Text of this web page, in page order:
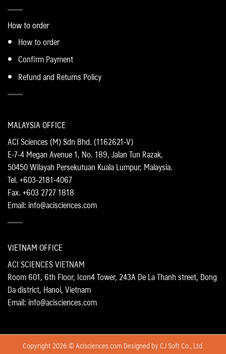
MALAYSIA OFFICE
ACI Sciences (M) Sdn Bhd. (1162621-V)
E-7-4 Megan Avenue 1, No. 189, Jalan Tun Razak,
50450 Wilayah Persekutuan Kuala Lumpur, Malaysia.
Tel. +603-2181-4067
Fax. +603 2727 1818
Email: info@acisciences.com
VIETNAM OFFICE
ACI SCIENCES VIETNAM
Room 601, 6th Floor, Icon4 Tower, 243A De La Thanh street, Dong
Da district, Hanoi, Vietnam
Email: info@acisciences.com
How to order
How to order
Confirm Payment
Refund and Returns Policy
Copyright 2026 © Acisciences.com Designed byCJ Soft Co., Ltd.